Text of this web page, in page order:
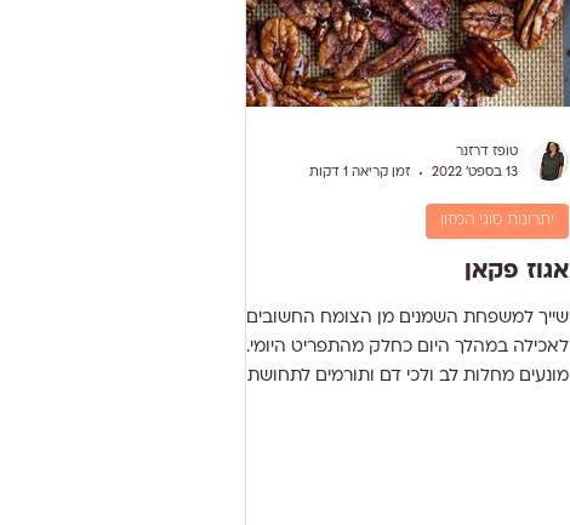
אגוז פקאן
שייך למשפחת השמנים מן הצומח החשובים
לאכילה במהלך היום כחלק מהתפריט היומי.
מונעים מחלות לב ולכי דם ותורמים לתחושת
יתרונות סוגי המזון
טופז דרזנר
13 בספט׳ 2022
זמן קריאה 1 דקות